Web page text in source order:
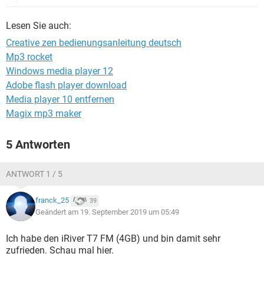
Lesen Sie auch:
Creative zen bedienungsanleitung deutsch
Mp3 rocket
Windows media player 12
Adobe flash player download
Media player 10 entfernen
Magix mp3 maker
5 Antworten
ANTWORT 1 / 5
franck_25 39
Geändert am 19. September 2019 um 05:49
Ich habe den iRiver T7 FM (4GB) und bin damit sehr
zufrieden. Schau mal hier.